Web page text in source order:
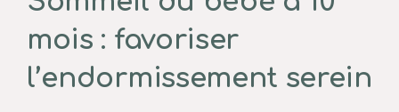
mois : favoriser
l’endormissement serein